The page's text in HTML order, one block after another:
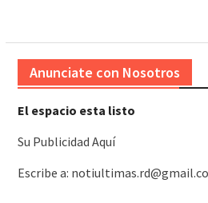
Anunciate con Nosotros
El espacio esta listo
Su Publicidad Aquí
Escribe a: